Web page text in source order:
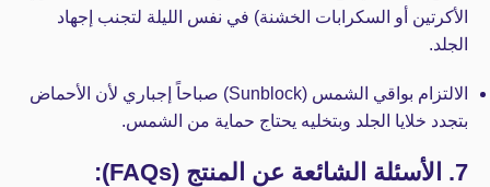
الأكرتين أو السكرابات الخشنة) في نفس الليلة لتجنب إجهاد
الجلد.
الالتزام بواقي الشمس (Sunblock) صباحاً إجباري لأن الأحماض
بتجدد خلايا الجلد وبتخليه يحتاج حماية من الشمس.
7. الأسئلة الشائعة عن المنتج (FAQs):